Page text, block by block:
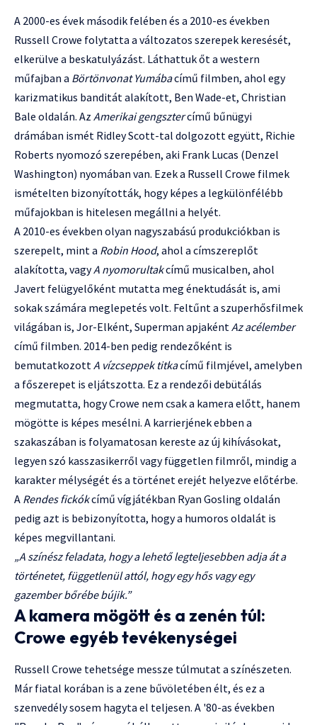
A 2000-es évek második felében és a 2010-es években
Russell Crowe folytatta a változatos szerepek keresését,
elkerülve a beskatulyázást. Láthattuk őt a western
műfajban a Börtönvonat Yumábacímű filmben, ahol egy
karizmatikus banditát alakított, Ben Wade-et, Christian
Bale oldalán. Az Amerikai gengsztercímű bűnügyi
drámában ismét Ridley Scott-tal dolgozott együtt, Richie
Roberts nyomozó szerepében, aki Frank Lucas (Denzel
Washington) nyomában van. Ezek a Russell Crowe filmek
ismételten bizonyították, hogy képes a legkülönfélébb
műfajokban is hitelesen megállni a helyét.
A 2010-es években olyan nagyszabású produkciókban is
szerepelt, mint a Robin Hood, ahol a címszereplőt
alakította, vagyA nyomorultakcímű musicalben, ahol
Javert felügyelőként mutatta meg énektudását is, ami
sokak számára meglepetés volt. Feltűnt a szuperhősfilmek
világában is, Jor-Elként, Superman apjakéntAz acélember
című filmben. 2014-ben pedig rendezőként is
bemutatkozottA vízcseppek titkacímű filmjével, amelyben
a főszerepet is eljátszotta. Ez a rendezői debütálás
megmutatta, hogy Crowe nem csak a kamera előtt, hanem
mögötte is képes mesélni. A karrierjének ebben a
szakaszában is folyamatosan kereste az új kihívásokat,
legyen szó kasszasikerről vagy független filmről, mindig a
karakter mélységét és a történet erejét helyezve előtérbe.
A Rendes fickókcímű vígjátékban Ryan Gosling oldalán
pedig azt is bebizonyította, hogy a humoros oldalát is
képes megvillantani.
„A színész feladata, hogy a lehető legteljesebben adja át a
történetet, függetlenül attól, hogy egy hős vagy egy
gazember bőrébe bújik.”
A kamera mögött és a zenén túl:
Crowe egyéb tevékenységei
Russell Crowe tehetsége messze túlmutat a színészeten.
Már fiatal korában is a zene bűvöletében élt, és ez a
szenvedély sosem hagyta el teljesen. A '80-as években